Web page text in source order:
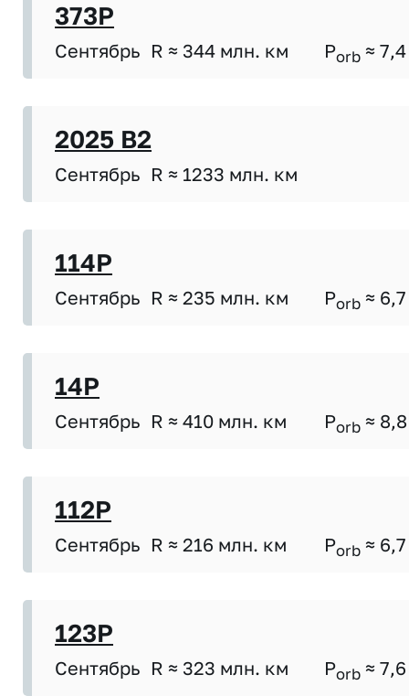
373P
Сентябрь R ≈ 344 млн. км Porb ≈ 7,4
2025 B2
Сентябрь R ≈ 1233 млн. км
114P
Сентябрь R ≈ 235 млн. км Porb ≈ 6,7
14P
Сентябрь R ≈ 410 млн. км Porb ≈ 8,8
112P
Сентябрь R ≈ 216 млн. км Porb ≈ 6,7
123P
Сентябрь R ≈ 323 млн. км Porb ≈ 7,6